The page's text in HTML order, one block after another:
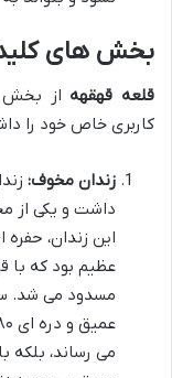
بخش های
قلعه قهقهه از
کاربری خاص خود را
زندان مخوف:
داشت و یکی از
این زندان،
عظیم بود که با
مسدود می شد.
می رساند، بلکه